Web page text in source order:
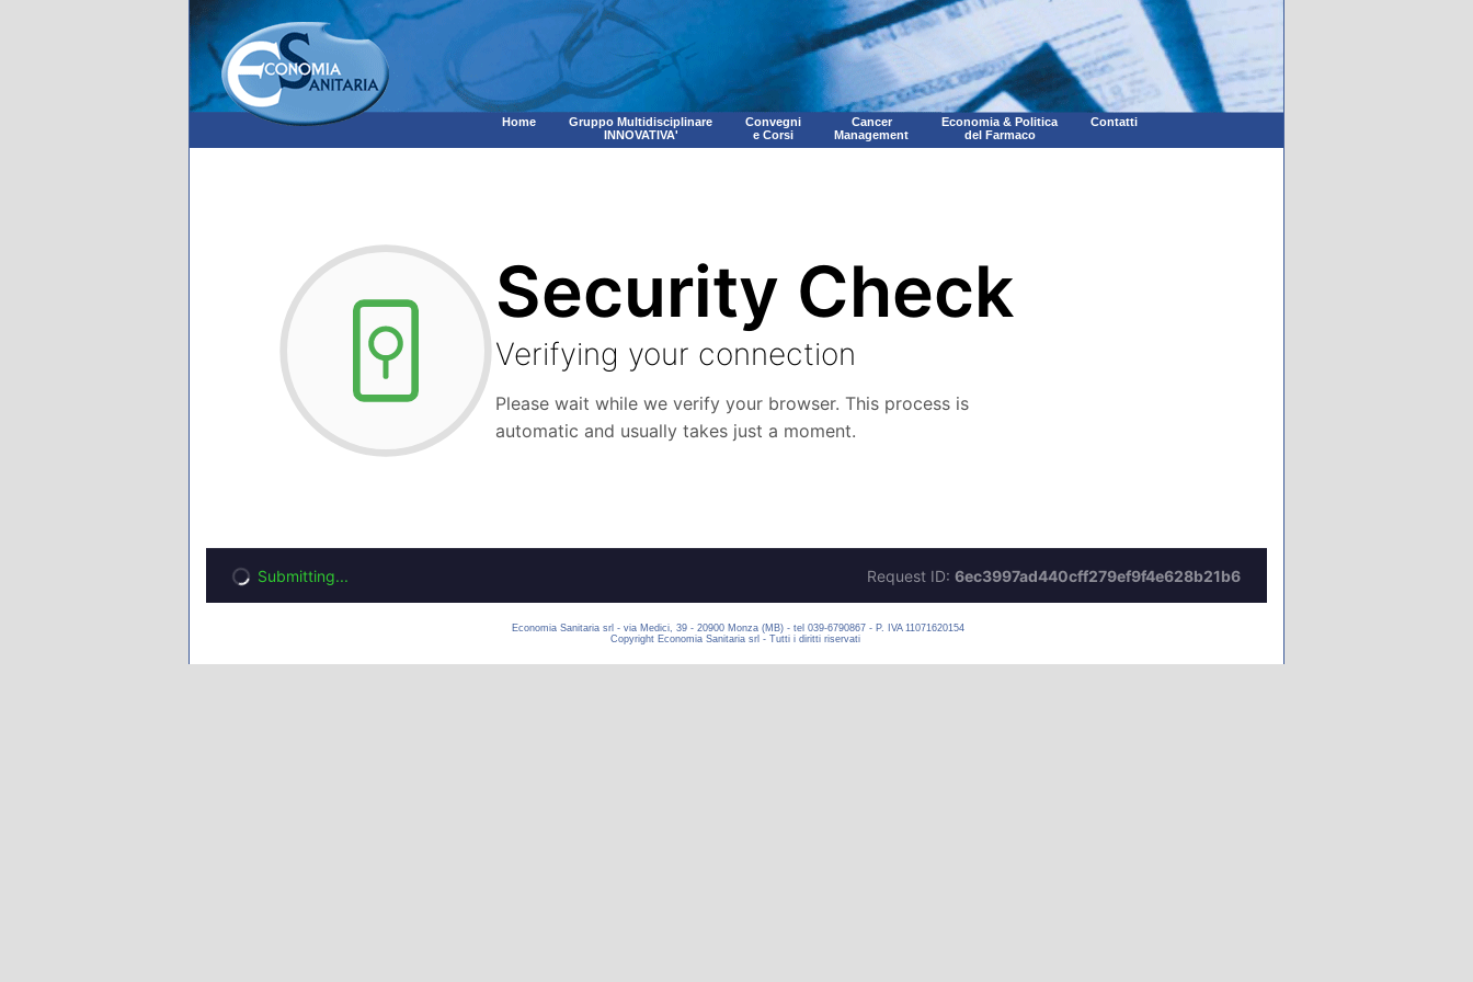
Home
Gruppo Multidisciplinare
INNOVATIVA'
Convegni
e Corsi
Cancer
Management
Economia & Politica
del Farmaco
Contatti
Economia Sanitaria srl - via Medici, 39 - 20900 Monza (MB) - tel 039-6790867 - P. IVA 11071620154
Copyright Economia Sanitaria srl - Tutti i diritti riservati